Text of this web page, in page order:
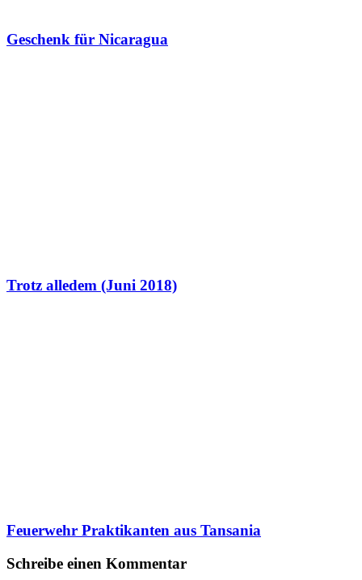
Geschenk für Nicaragua
Trotz alledem (Juni 2018)
Feuerwehr Praktikanten aus Tansania
Schreibe einen Kommentar